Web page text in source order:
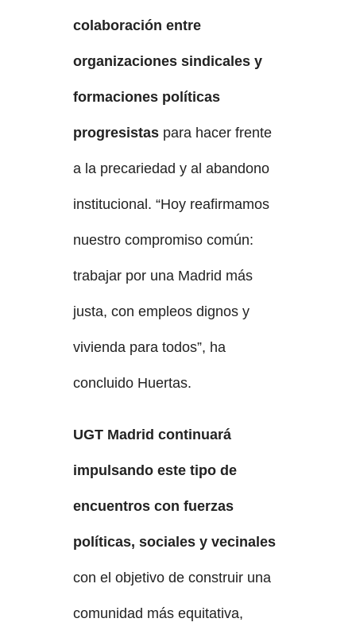
colaboración entre
organizaciones sindicales y
formaciones políticas
progresistas para hacer frente
a la precariedad y al abandono
institucional. “Hoy reafirmamos
nuestro compromiso común:
trabajar por una Madrid más
justa, con empleos dignos y
vivienda para todos”, ha
concluido Huertas.
UGT Madrid continuará
impulsando este tipo de
encuentros con fuerzas
políticas, sociales y vecinales
con el objetivo de construir una
comunidad más equitativa,